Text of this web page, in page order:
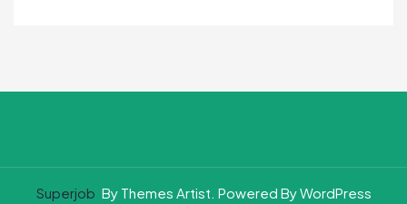
Superjob By Themes Artist. Powered By WordPress